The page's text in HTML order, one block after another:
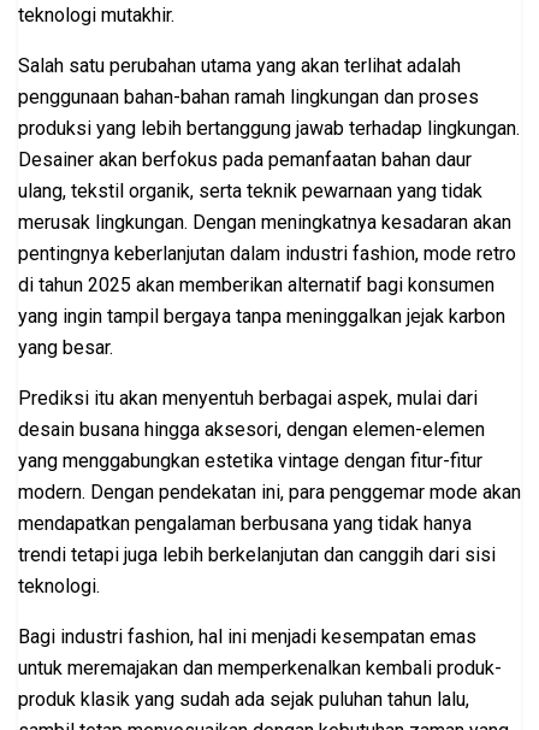
teknologi mutakhir.
Salah satu perubahan utama yang akan terlihat adalah
penggunaan bahan-bahan ramah lingkungan dan proses
produksi yang lebih bertanggung jawab terhadap lingkungan.
Desainer akan berfokus pada pemanfaatan bahan daur
ulang, tekstil organik, serta teknik pewarnaan yang tidak
merusak lingkungan. Dengan meningkatnya kesadaran akan
pentingnya keberlanjutan dalam industri fashion, mode retro
di tahun 2025 akan memberikan alternatif bagi konsumen
yang ingin tampil bergaya tanpa meninggalkan jejak karbon
yang besar.
Prediksi itu akan menyentuh berbagai aspek, mulai dari
desain busana hingga aksesori, dengan elemen-elemen
yang menggabungkan estetika vintage dengan fitur-fitur
modern. Dengan pendekatan ini, para penggemar mode akan
mendapatkan pengalaman berbusana yang tidak hanya
trendi tetapi juga lebih berkelanjutan dan canggih dari sisi
teknologi.
Bagi industri fashion, hal ini menjadi kesempatan emas
untuk meremajakan dan memperkenalkan kembali produk-
produk klasik yang sudah ada sejak puluhan tahun lalu,